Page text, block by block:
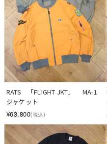
RATS　「FLIGHT JKT」　 MA-1
ジャケット
¥63,800(税込)